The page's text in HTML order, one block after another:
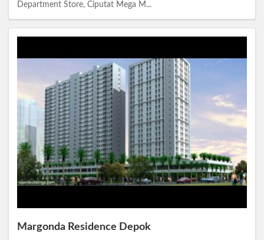
Department Store, Ciputat Mega M...
Margonda Residence Depok